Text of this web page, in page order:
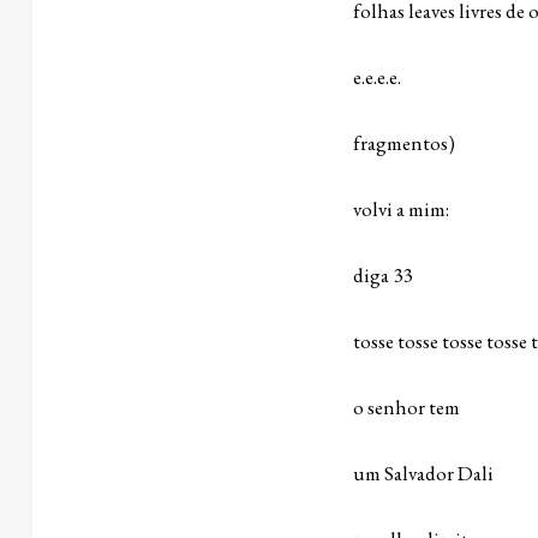
folhas leaves livres de
e.e.e.e.
fragmentos)
volvi a mim:
diga 33
tosse tosse tosse tosse
o senhor tem
um Salvador Dali